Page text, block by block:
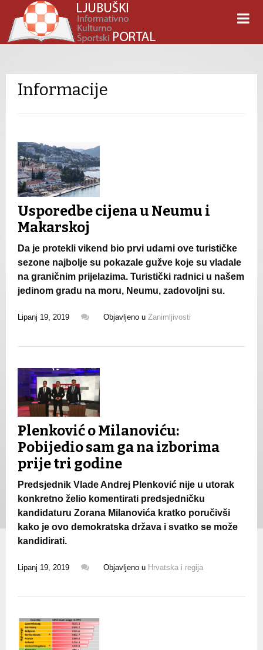
Informacije
Usporedbe cijena u Neumu i
Makarskoj
Da je protekli vikend bio prvi udarni ove turističke
sezone najbolje su pokazale gužve koje su vladale
na graničnim prijelazima. Turistički radnici u našem
jedinom gradu na moru, Neumu, zadovoljni su.
Lipanj 19, 2019 Objavljeno u Zanimljivosti
Plenković o Milanoviću:
Pobijedio sam ga na izborima
prije tri godine
Predsjednik Vlade Andrej Plenković nije u utorak
konkretno želio komentirati predsjedničku
kandidaturu Zorana Milanovića kratko poručivši
kako je ovo demokratska država i svatko se može
kandidirati.
Lipanj 19, 2019 Objavljeno u Hrvatska i regija